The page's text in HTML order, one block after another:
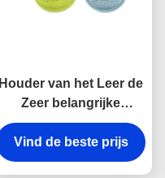
Houder van het Leer de
Zeer belangrijke
Kettingen van het
Debossingsembleem
Pu om 6.5mm Dikte
Vind de beste prijs